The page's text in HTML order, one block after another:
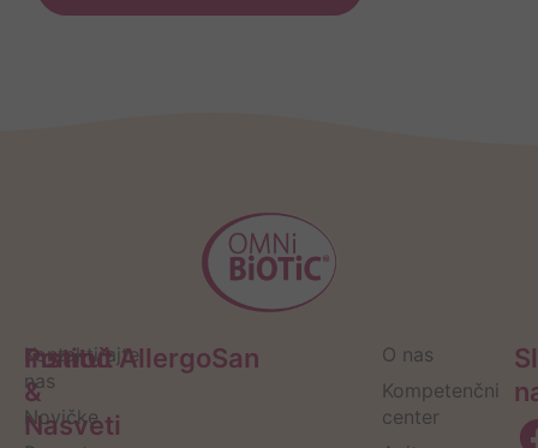
Pomoč
&
Nasveti
Kontaktirajte
nas
Novičke
Institut AllergoSan
O nas
Kompetenčni
center